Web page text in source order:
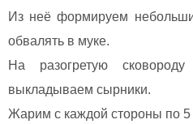
Из неё формируем
обвалять в муке.
На разогретую
выкладываем сырники.
Жарим с каждой стороны по 5